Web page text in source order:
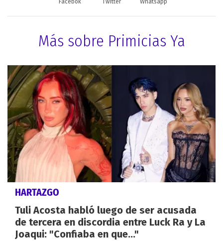
Facebok Twitter Whatsapp
Más sobre Primicias Ya
HARTAZGO
Tuli Acosta habló luego de ser acusada
de tercera en discordia entre Luck Ra y La
Joaqui: "Confiaba en que..."